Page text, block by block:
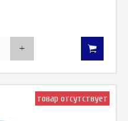
товар отсутствует